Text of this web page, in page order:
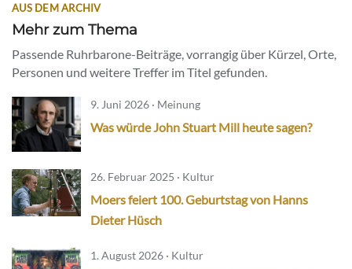
AUS DEM ARCHIV
Mehr zum Thema
Passende Ruhrbarone-Beiträge, vorrangig über Kürzel, Orte,
Personen und weitere Treffer im Titel gefunden.
9. Juni 2026 · Meinung
Was würde John Stuart Mill heute sagen?
26. Februar 2025 · Kultur
Moers feiert 100. Geburtstag von Hanns
Dieter Hüsch
1. August 2026 · Kultur